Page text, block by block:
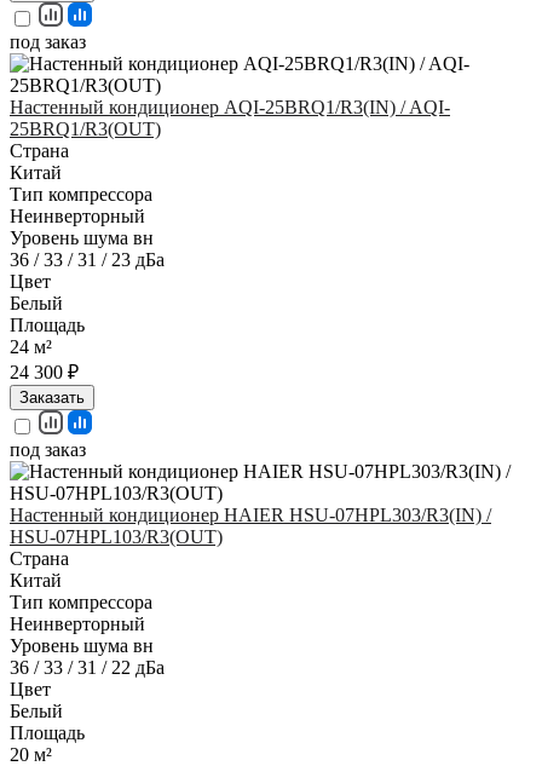
под заказ
Настенный кондиционер AQI-25BRQ1/R3(IN) / AQI-
25BRQ1/R3(OUT)
Страна
Китай
Тип компрессора
Неинверторный
Уровень шума вн
36 / 33 / 31 / 23 дБа
Цвет
Белый
Площадь
24 м²
24 300 ₽
Заказать
под заказ
Настенный кондиционер HAIER HSU-07HPL303/R3(IN) /
HSU-07HPL103/R3(OUT)
Страна
Китай
Тип компрессора
Неинверторный
Уровень шума вн
36 / 33 / 31 / 22 дБа
Цвет
Белый
Площадь
20 м²